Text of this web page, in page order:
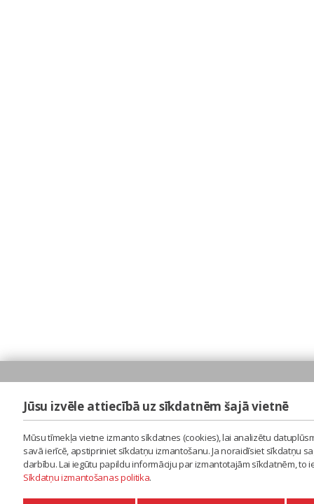
Jūsu izvēle attiecībā uz sīkdatnēm šajā vietnē
Mūsu tīmekļa vietne izmanto sīkdatnes (cookies), lai analizētu
savā ierīcē, apstipriniet sīkdatņu izmantošanu. Ja noraidīsiet sīkdatņu
darbību. Lai iegūtu papildu informāciju par izmantotajām sīkdatnēm,
Sīkdatņu izmantošanas politika.